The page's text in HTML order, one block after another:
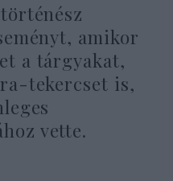
amikor
a tárgyakat,
tekercset is,
vette.